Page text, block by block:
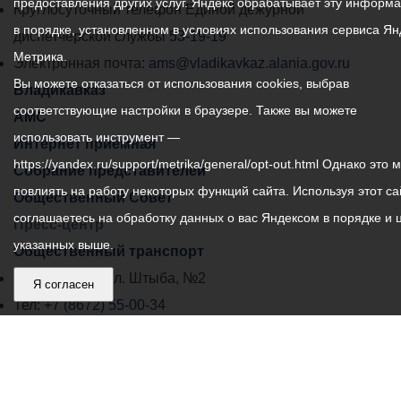
местного
самоуправления
города
Владикавказ:
Круглосуточный телефон Единой дежурной
диспетчерской службы53-19-19
Электронная почта: ams@vladikavkaz.alania.gov.ru
Владикавказ
АМС
Интернет приемная
Собрание представителей
Общественный Совет
Пресс-центр
Общественный транспорт
Владикавказ, пл. Штыба, №2
Тел:+7 (8672) 55-00-34
в порядке, установленном в условиях использования сервиса
Метрика.
Вы можете отказаться от использования cookies, выбрав
соответствующие настройки в браузере. Также вы можете
использовать инструмент —
https://yandex.ru/support/metrika/general/opt-out.html Однако это
повлиять на работу некоторых функций сайта. Используя этот
соглашаетесь на обработку данных о вас Яндексом в порядке и
указанных выше.
Я согласен